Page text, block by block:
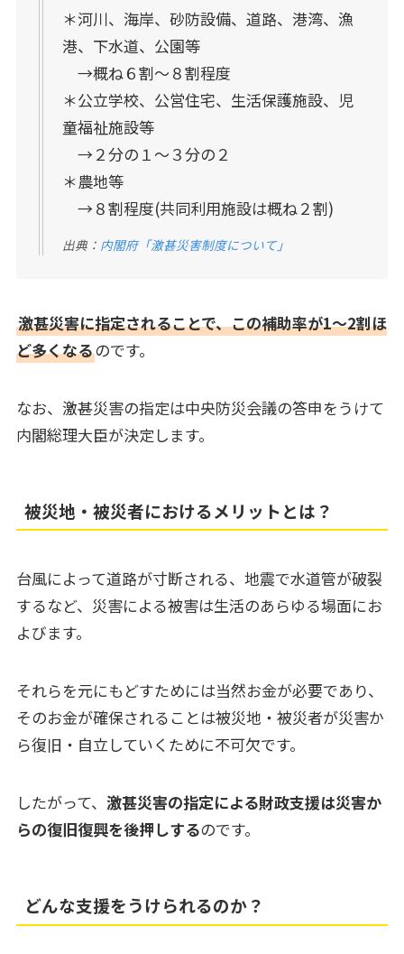
＊河川、海岸、砂防設備、道路、港湾、漁
港、下水道、公園等
→概ね６割～８割程度
＊公立学校、公営住宅、生活保護施設、児
童福祉施設等
→２分の１～３分の２
＊農地等
→８割程度(共同利用施設は概ね２割)
出典： 内閣府「激甚災害制度について」
激甚災害に指定されることで、この補助率が1～2割ほ
ど多くなるのです。
なお、激甚災害の指定は中央防災会議の答申をうけて
内閣総理大臣が決定します。
被災地・被災者におけるメリットとは？
台風によって道路が寸断される、地震で水道管が破裂
するなど、災害による被害は生活のあらゆる場面にお
よびます。
それらを元にもどすためには当然お金が必要であり、
そのお金が確保されることは被災地・被災者が災害か
ら復旧・自立していくために不可欠です。
したがって、 激甚災害の指定による財政支援は災害か
らの復旧復興を後押しするのです。
どんな支援をうけられるのか？